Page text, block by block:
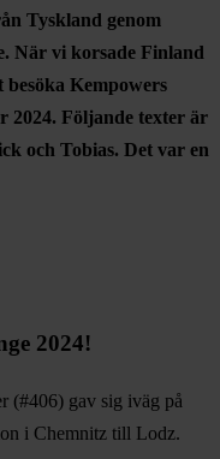
Tyskland genom
När vi korsade Finland
Kempowers
2024. Följande texter är
och Tobias. Det var en
2024!
(#406) gav sig iväg på
i Chemnitz till Lodz.